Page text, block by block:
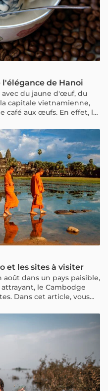
de Hanoi
avec du jaune d'œuf, du
capitale vietnamienne,
café aux œufs. En effet, le
pour ses grains de
la façon de le déguster.
et les sites à visiter
août dans un pays paisible,
le Cambodge
Dans cet article, vous
authentiques et variées
explorerons ensemble